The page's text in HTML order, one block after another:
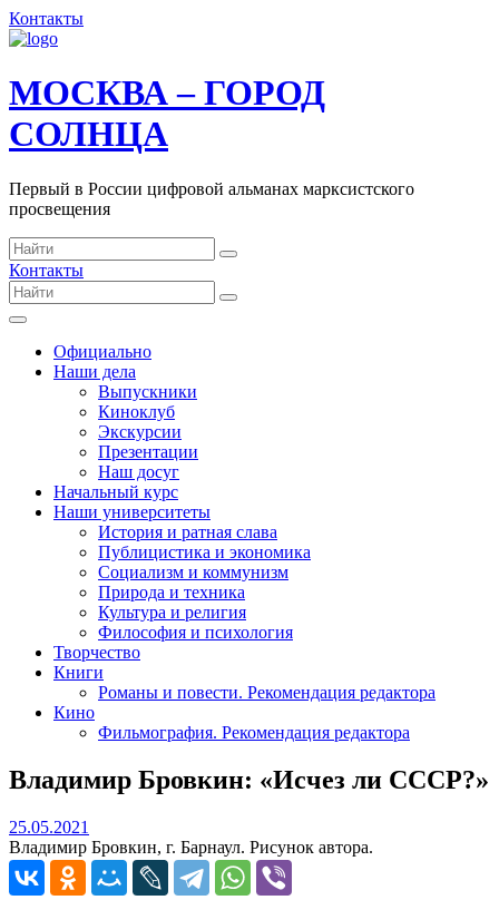
Контакты
МОСКВА – ГОРОД
СОЛНЦА
Первый в России цифровой альманах марксистского
просвещения
Контакты
Официально
Наши дела
Выпускники
Киноклуб
Экскурсии
Презентации
Наш досуг
Начальный курс
Наши университеты
История и ратная слава
Публицистика и экономика
Социализм и коммунизм
Природа и техника
Культура и религия
Философия и психология
Творчество
Книги
Романы и повести. Рекомендация редактора
Кино
Фильмография. Рекомендация редактора
Владимир Бровкин: «Исчез ли СССР?»
25.05.2021
Владимир Бровкин, г. Барнаул. Рисунок автора.